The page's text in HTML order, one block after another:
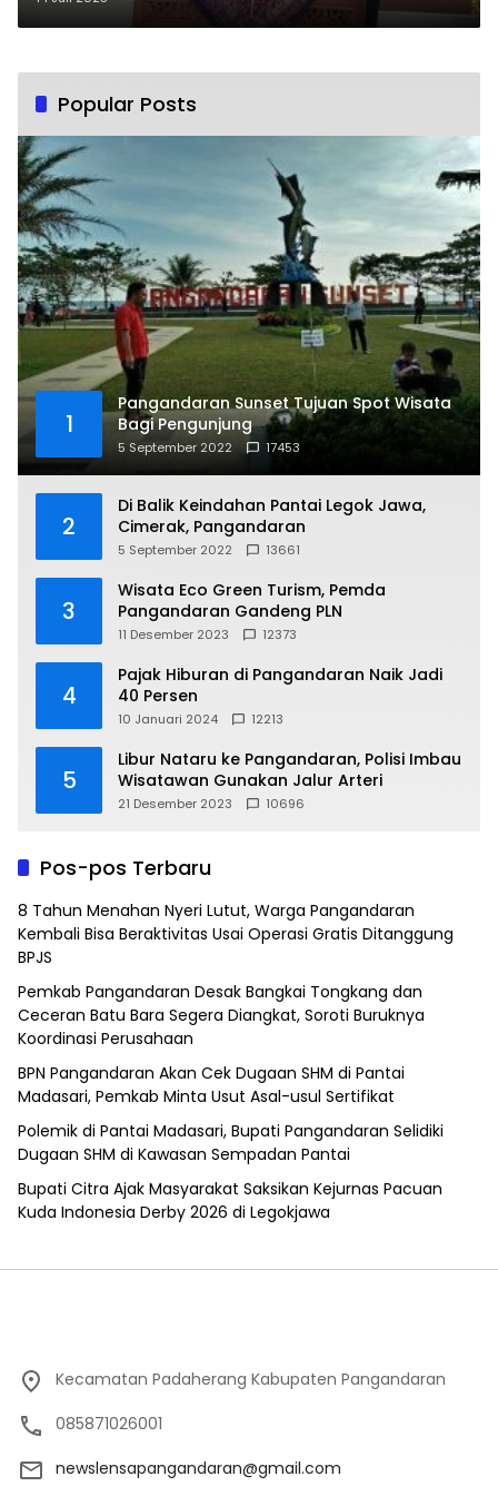
Popular Posts
1
Pangandaran Sunset Tujuan Spot Wisata
Bagi Pengunjung
5 September 2022 17453
2
Di Balik Keindahan Pantai Legok Jawa,
Cimerak, Pangandaran
5 September 2022 13661
3
Wisata Eco Green Turism, Pemda
Pangandaran Gandeng PLN
11 Desember 2023 12373
4
Pajak Hiburan di Pangandaran Naik Jadi
40 Persen
10 Januari 2024 12213
5
Libur Nataru ke Pangandaran, Polisi Imbau
Wisatawan Gunakan Jalur Arteri
21 Desember 2023 10696
Pos-pos Terbaru
8 Tahun Menahan Nyeri Lutut, Warga Pangandaran
Kembali Bisa Beraktivitas Usai Operasi Gratis Ditanggung
BPJS
Pemkab Pangandaran Desak Bangkai Tongkang dan
Ceceran Batu Bara Segera Diangkat, Soroti Buruknya
Koordinasi Perusahaan
BPN Pangandaran Akan Cek Dugaan SHM di Pantai
Madasari, Pemkab Minta Usut Asal-usul Sertifikat
Polemik di Pantai Madasari, Bupati Pangandaran Selidiki
Dugaan SHM di Kawasan Sempadan Pantai
Bupati Citra Ajak Masyarakat Saksikan Kejurnas Pacuan
Kuda Indonesia Derby 2026 di Legokjawa
Kecamatan Padaherang Kabupaten Pangandaran
085871026001
newslensapangandaran@gmail.com